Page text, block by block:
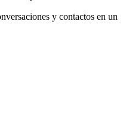
y contactos en un